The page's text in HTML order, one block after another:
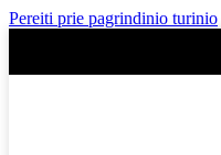
Pereiti prie pagrindinio turinio